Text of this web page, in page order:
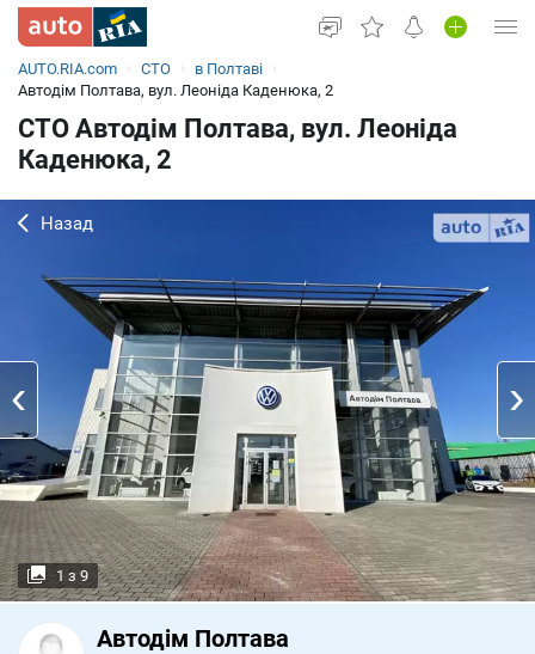
Увійти в кабінет
Вживані авто
Новини
Все для авто
AUTO.RIA.com СТО
в Полтаві
Автодім Полтава, вул. Леоніда Каденюка, 2
СТО Автодім Полтава, вул. Леоніда
Каденюка, 2
Назад
1 з 9
Автодім Полтава